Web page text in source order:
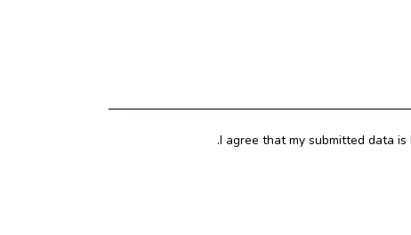
I agree that my submitted data